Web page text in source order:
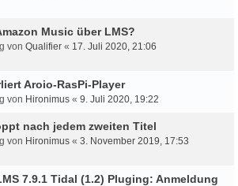
Music über LMS?
von Qualifier « 17. Juli 2020, 21:06
Aroio-RasPi-Player
von Hironimus « 9. Juli 2020, 19:22
nach jedem zweiten Titel
von Hironimus « 3. November 2019, 17:53
7.9.1 Tidal (1.2) Pluging: Anmeldung